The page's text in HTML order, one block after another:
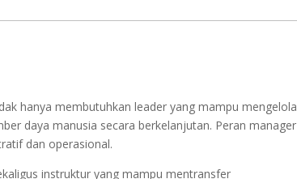
hanya membutuhkan leader yang mampu mengelola
daya manusia secara berkelanjutan. Peran manager
dan operasional.
instruktur yang mampu mentransfer